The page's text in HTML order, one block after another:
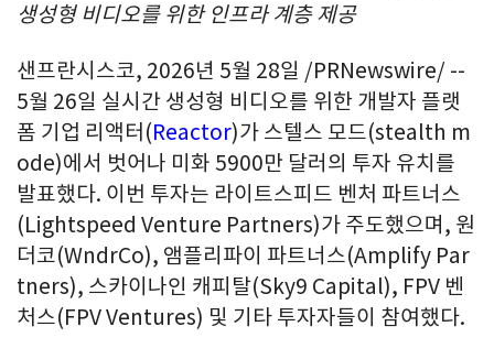
생성형 비디오를 위한 인프라 계층 제공
샌프란시스코, 2026년 5월 28일 /PRNewswire/ --
5월 26일 실시간 생성형 비디오를 위한 개발자 플랫
폼 기업 리액터(Reactor)가 스텔스 모드(stealth m
ode)에서 벗어나 미화 5900만 달러의 투자 유치를
발표했다. 이번 투자는 라이트스피드 벤처 파트너스
(Lightspeed Venture Partners)가 주도했으며, 원
더코(WndrCo), 앰플리파이 파트너스(Amplify Par
tners), 스카이나인 캐피탈(Sky9 Capital), FPV 벤
처스(FPV Ventures) 및 기타 투자자들이 참여했다.